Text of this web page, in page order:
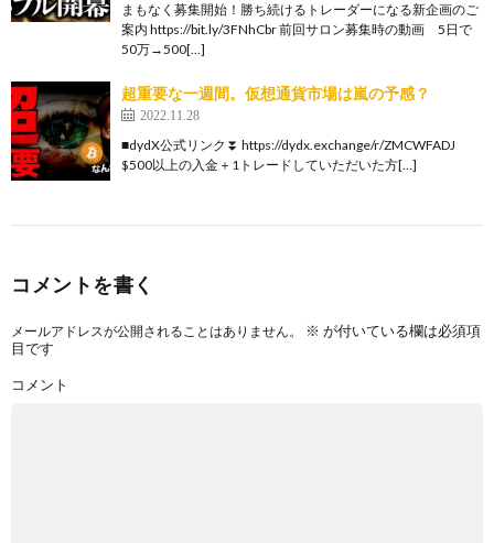
まもなく募集開始！勝ち続けるトレーダーになる新企画のご
案内 https://bit.ly/3FNhCbr 前回サロン募集時の動画 5日で
50万→500[…]
超重要な一週間。仮想通貨市場は嵐の予感？
2022.11.28
■dydX公式リンク⏬ https://dydx.exchange/r/ZMCWFADJ
$500以上の入金＋1トレードしていただいた方[…]
コメントを書く
メールアドレスが公開されることはありません。 ※ が付いている欄は必須項
目です
コメント